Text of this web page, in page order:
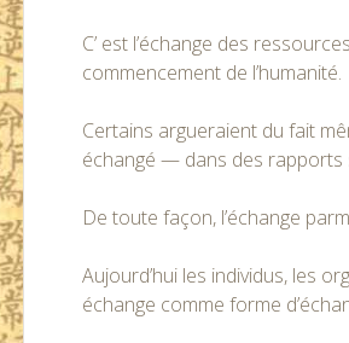
C’ est l’échange des
commencement de l’humanité.
Certains argueraient du fait
échangé — dans des rapports
De toute façon, l’échange
Aujourd’hui les individus, les
échange comme forme